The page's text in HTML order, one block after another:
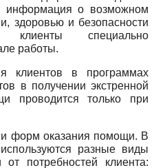
информация о возможном
здоровью и безопасности
специально
работы.
клиентов в программах
в получении экстренной
проводится только при
и форм оказания помощи. В
разные виды
потребностей клиента: